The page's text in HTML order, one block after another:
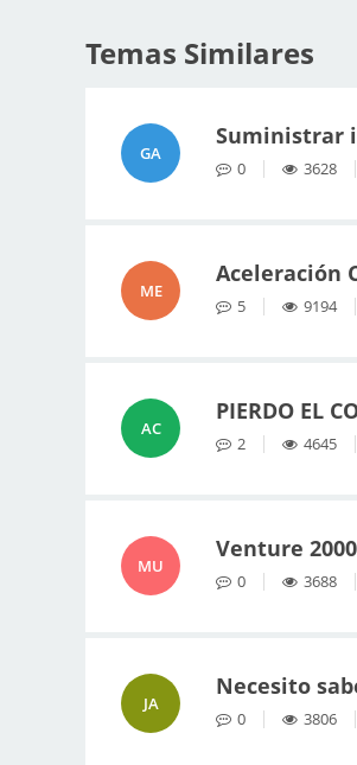
Temas Similares
GA
Suministrar
0 3628
ME
Aceleración
5 9194
AC
PIERDO EL
2 4645
MU
Venture 2000
0 3688
JA
Necesito
0 3806